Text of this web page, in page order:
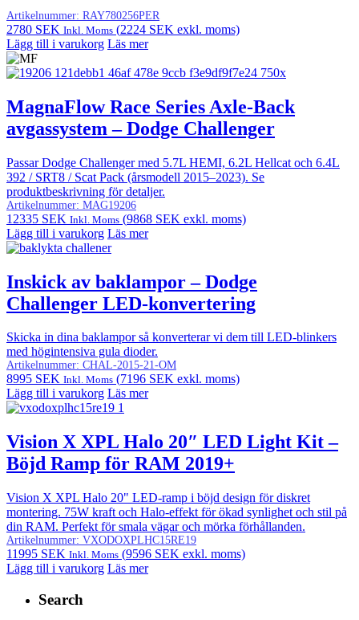
Artikelnummer: RAY780256PER
2780 SEK Inkl. Moms (2224 SEK exkl. moms)
Lägg till i varukorg Läs mer
MagnaFlow Race Series Axle-Back
avgassystem – Dodge Challenger
Passar Dodge Challenger med 5.7L HEMI, 6.2L Hellcat och 6.4L
392 / SRT8 / Scat Pack (årsmodell 2015–2023). Se
produktbeskrivning för detaljer.
Artikelnummer: MAG19206
12335 SEK Inkl. Moms (9868 SEK exkl. moms)
Lägg till i varukorg Läs mer
Inskick av baklampor – Dodge
Challenger LED-konvertering
Skicka in dina baklampor så konverterar vi dem till LED-blinkers
med högintensiva gula dioder.
Artikelnummer: CHAL-2015-21-OM
8995 SEK Inkl. Moms (7196 SEK exkl. moms)
Lägg till i varukorg Läs mer
Vision X XPL Halo 20″ LED Light Kit –
Böjd Ramp för RAM 2019+
Vision X XPL Halo 20" LED-ramp i böjd design för diskret
montering. 75W kraft och Halo-effekt för ökad synlighet och stil på
din RAM. Perfekt för smala vägar och mörka förhållanden.
Artikelnummer: VXODOXPLHC15RE19
11995 SEK Inkl. Moms (9596 SEK exkl. moms)
Lägg till i varukorg Läs mer
Search